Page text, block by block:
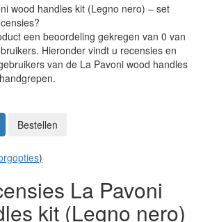
wood handles kit (Legno nero) – set
een beoordeling gekregen van 0 van
Hieronder vindt u recensies en
van de La Pavoni wood handles
Bestellen
)
La Pavoni
kit (Legno nero)